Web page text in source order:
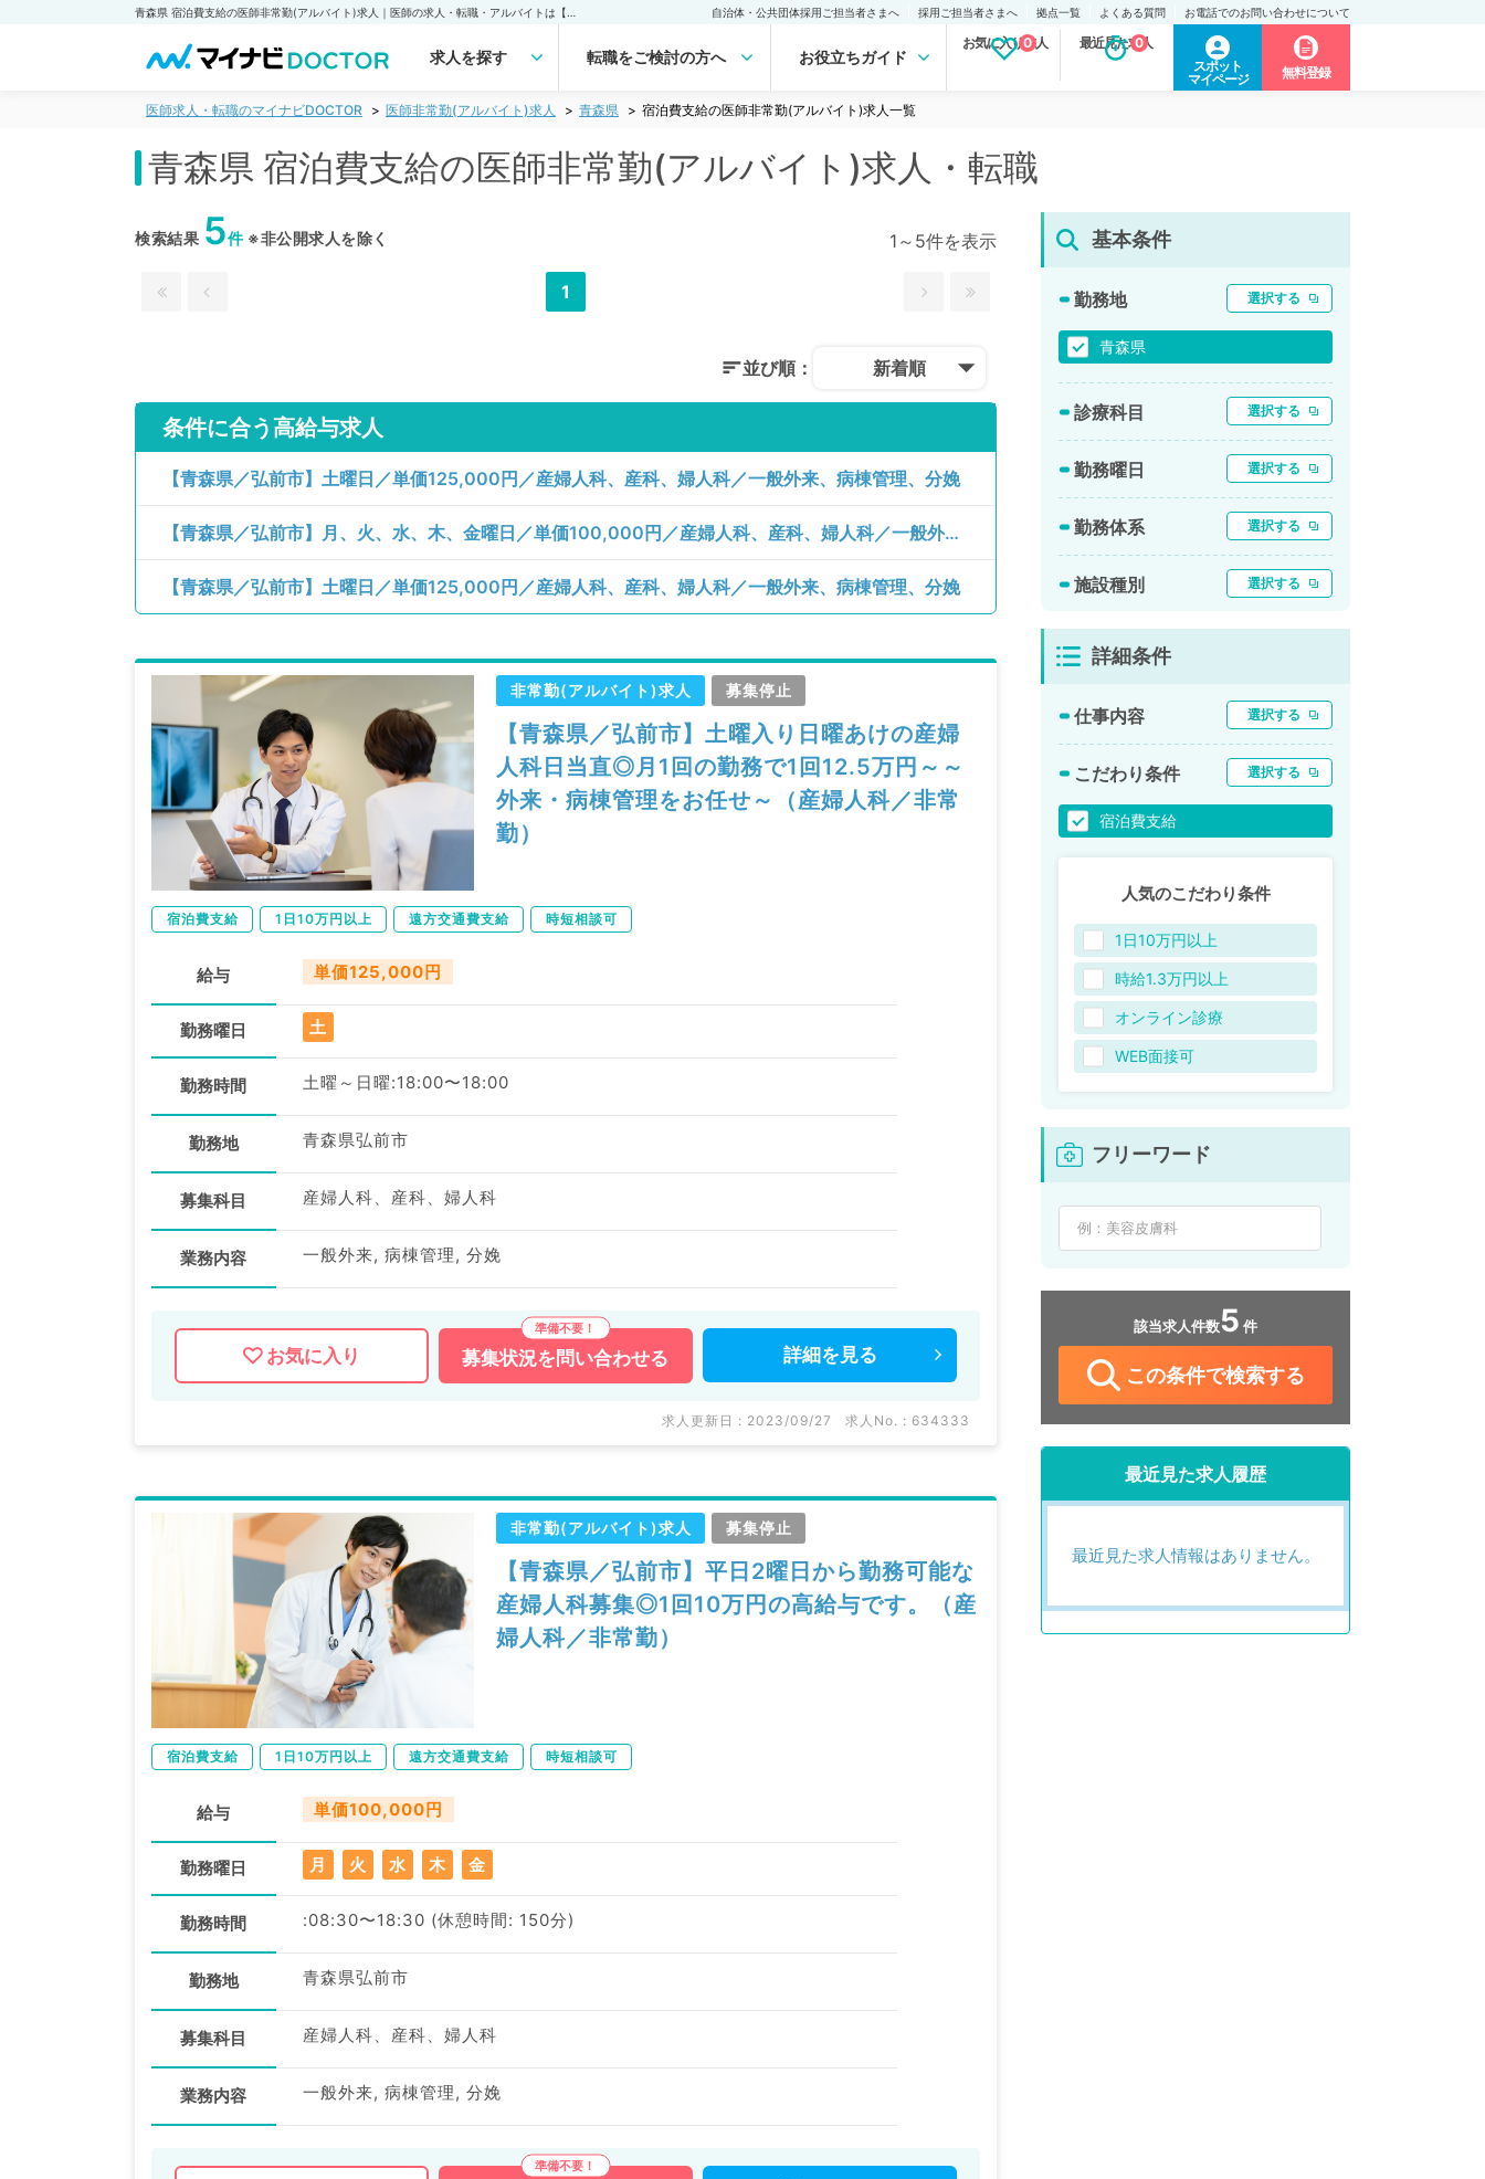
自治体・公共団体採用ご担当者さまへ 採用ご担当者さまへ 拠点一覧 よくある質問 お電話でのお問い合わせについて
求人を探す 転職をご検討の方へ お役立ちガイド
お気に入り求人
0 最近見た求人
0
スポット
マイページ
無料登録
医師求人・転職のマイナビDOCTOR 医師非常勤(アルバイト)求人 青森県 宿泊費支給の医師非常勤(アルバイト)求人一覧
青森県 宿泊費支給の医師非常勤(アルバイト)求人・転職
検索結果 5件※非公開求人を除く 1～5件を表示
1
並び順： 新着順
条件に合う高給与求人
【青森県／弘前市】土曜日／単価125,000円／産婦人科、産科、婦人科／一般外来、病棟管理、分娩
【青森県／弘前市】月、火、水、木、金曜日／単価100,000円／産婦人科、産科、婦人科／一般外来、病棟管理、分娩
【青森県／弘前市】土曜日／単価125,000円／産婦人科、産科、婦人科／一般外来、病棟管理、分娩
非常勤(アルバイト)求人 募集停止
【青森県／弘前市】土曜入り日曜あけの産婦
人科日当直◎月1回の勤務で1回12.5万円～～
外来・病棟管理をお任せ～（産婦人科／非常
勤）
宿泊費支給 1日10万円以上 遠方交通費支給 時短相談可
給与 単価125,000円
勤務曜日 土
勤務時間 土曜～日曜:18:00〜18:00
勤務地 青森県弘前市
募集科目 産婦人科、産科、婦人科
業務内容 一般外来, 病棟管理, 分娩
お気に入り 募集状況を 問い合わせる 詳細を 見る
求人更新日 : 2023/09/27 求人No. : 634333
非常勤(アルバイト)求人 募集停止
【青森県／弘前市】平日2曜日から勤務可能な
産婦人科募集◎1回10万円の高給与です。（産
婦人科／非常勤）
宿泊費支給 1日10万円以上 遠方交通費支給 時短相談可
給与 単価100,000円
勤務曜日 月 火 水 木 金
勤務時間 :08:30〜18:30 (休憩時間: 150分)
勤務地 青森県弘前市
募集科目 産婦人科、産科、婦人科
業務内容 一般外来, 病棟管理, 分娩
基本条件
勤務地 選択する
青森県
診療科目 選択する
勤務曜日 選択する
勤務体系 選択する
施設種別 選択する
詳細条件
仕事内容 選択する
こだわり条件 選択する
宿泊費支給
人気のこだわり条件
1日10万円以上
時給1.3万円以上
オンライン診療
WEB面接可
フリーワード
該当求人件数5 件
この条件で検索する
最近見た求人履歴
最近見た求人情報はありません。